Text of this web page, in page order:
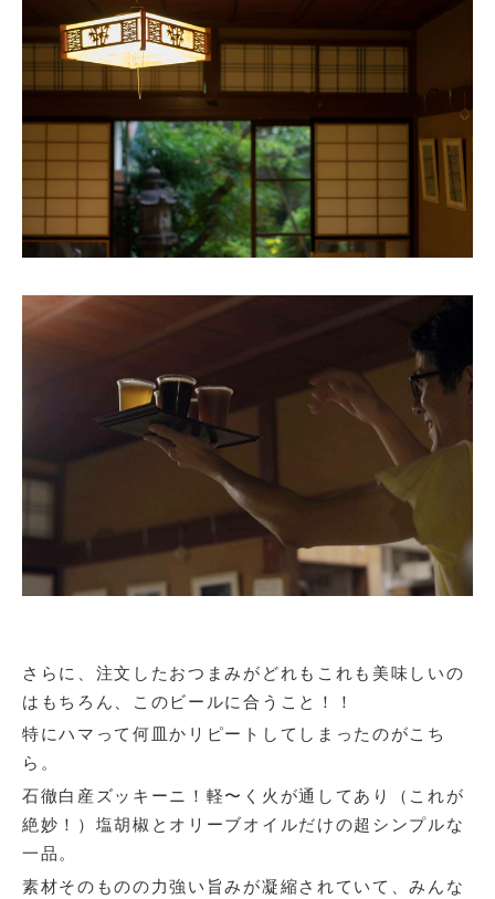
さらに、注文したおつまみがどれもこれも美味しいの
はもちろん、このビールに合うこと！！
特にハマって何皿かリピートしてしまったのがこち
ら。
石徹白産ズッキーニ！軽〜く火が通してあり（これが
絶妙！）塩胡椒とオリーブオイルだけの超シンプルな
一品。
素材そのものの力強い旨みが凝縮されていて、みんな